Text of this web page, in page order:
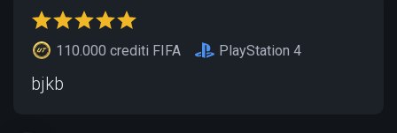
110.000 crediti FIFA PlayStation 4
bjkb